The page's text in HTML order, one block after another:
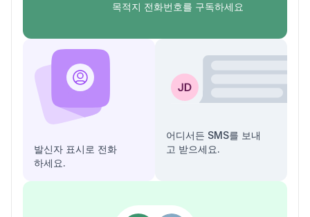
목적지 전화번호를 구독하세요
발신자 표시로 전화
하세요.
어디서든 SMS를 보내
고 받으세요.